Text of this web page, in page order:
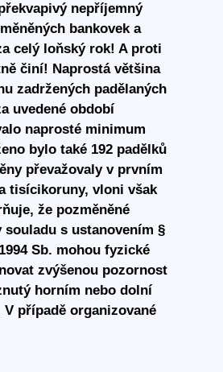
nepříjemný
bankovek a
celý loňský rok! A proti
činí! Naprostá většina
zadržených padělaných
uvedené období
naprosté minimum
bylo také 192 padělků
převažovaly v prvním
tisícikoruny, vloni však
že pozměněné
s ustanovením §
Sb. mohou fyzické
zvýšenou pozornost
horním nebo dolní
případě organizované